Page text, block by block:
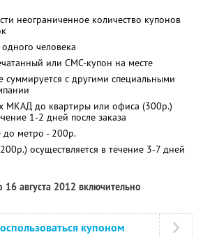
неограниченное количество купонов
человека
или СМС-купон на месте
суммируется с другими специальными
МКАД до квартиры или офиса (300р.)
1-2 дней после заказа
до метро - 200р.
осуществляется в течение 3-7 дней
16 августа 2012 включительно
купоном